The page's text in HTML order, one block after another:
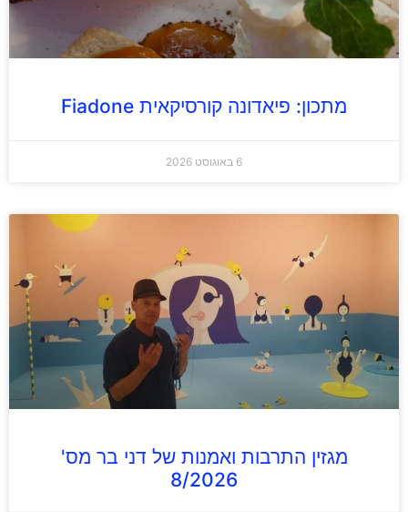
מתכון: פיאדונה קורסיקאית Fiadone
6 באוגוסט 2026
מגזין התרבות ואמנות של דני בר מס'
8/2026